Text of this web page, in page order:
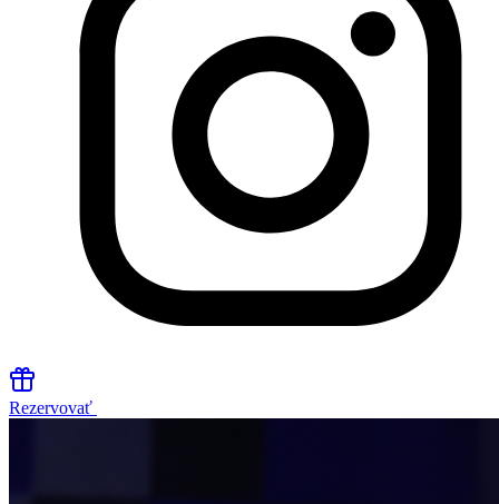
Rezervovať